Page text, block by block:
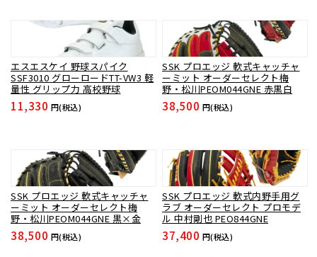
エスエスケイ 野球スパイク
SSF3010 グローロードTT-VW3 軽
量性 グリップ力 高校野球
11,330 円(税込)
SSK プロエッジ 軟式キャッチャ
ーミット オーダーセレクト梅
野・松川PEOM044GNE 赤黒白
38,500 円(税込)
SSK プロエッジ 軟式キャッチャ
ーミット オーダーセレクト梅
野・松川PEOM044GNE 黒×金
38,500 円(税込)
SSK プロエッジ 軟式内野手用グ
ラブ オーダーセレクト プロモデ
ル 中村剛也 PEO844GNE
37,400 円(税込)